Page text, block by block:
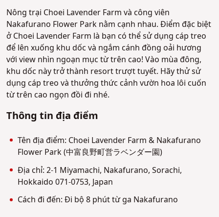
Nông trại Choei Lavender Farm và công viên
Nakafurano Flower Park nằm cạnh nhau. Điểm đặc biệt
ở Choei Lavender Farm là bạn có thể sử dụng cáp treo
để lên xuống khu dốc và ngắm cánh đồng oải hương
với view nhìn ngoạn mục từ trên cao! Vào mùa đông,
khu dốc này trở thành resort trượt tuyết. Hãy thử sử
dụng cáp treo và thưởng thức cảnh vườn hoa lôi cuốn
từ trên cao ngọn đồi đi nhé.
Thông tin địa điểm
Tên địa điểm: Choei Lavender Farm & Nakafurano
Flower Park (中富良野町営ラベンダー園)
Địa chỉ: 2-1 Miyamachi, Nakafurano, Sorachi,
Hokkaido 071-0753, Japan
Cách đi đến: Đi bộ 8 phút từ ga Nakafurano